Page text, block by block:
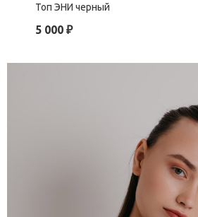
Топ ЭНИ черный
5 000 ₽